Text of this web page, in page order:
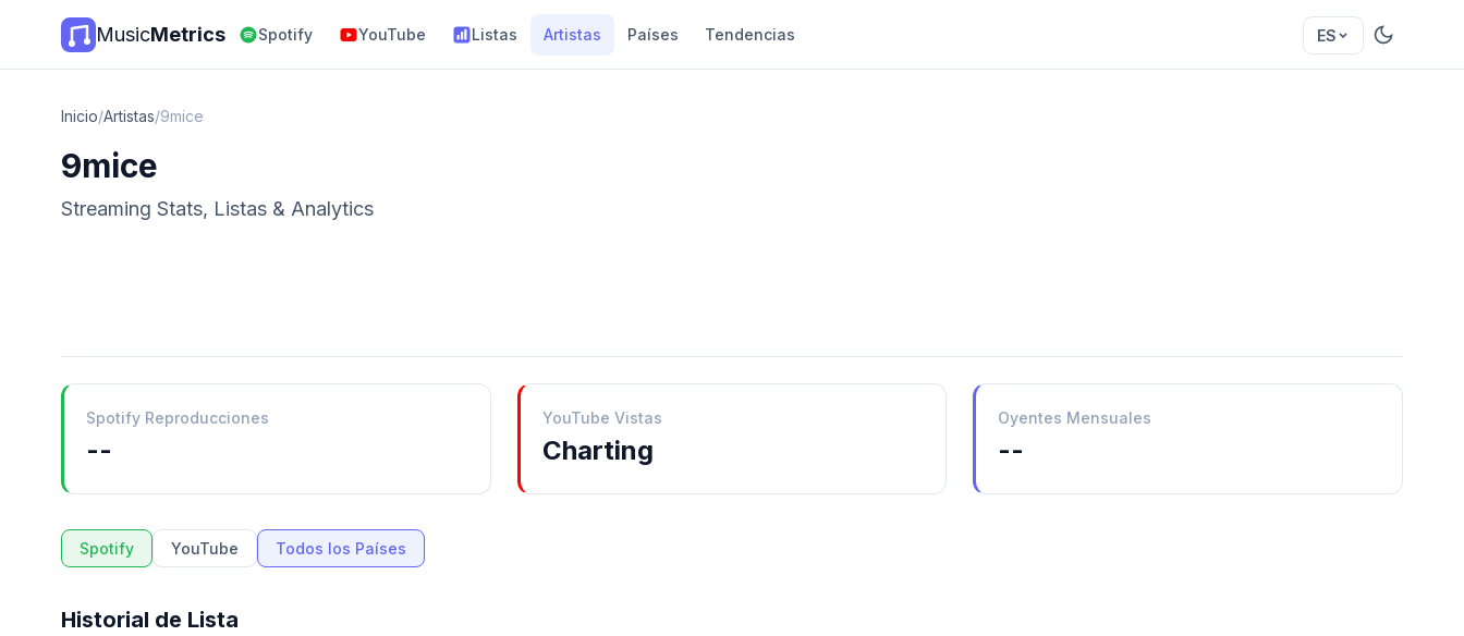
MusicMetrics Spotify YouTube Listas Artistas Países Tendencias ES
Inicio/Artistas/9mice
9mice
Streaming Stats, Listas & Analytics
Spotify Reproducciones
--
YouTube Vistas
Charting
Oyentes Mensuales
--
Spotify YouTube Todos los Países
Historial de Lista